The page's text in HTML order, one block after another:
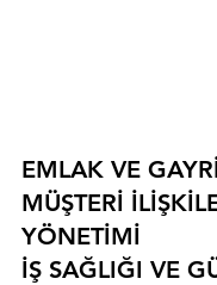
EMLAK VE
MÜŞTERİ
YÖNETİMİ
İŞ SAĞLIĞI VE